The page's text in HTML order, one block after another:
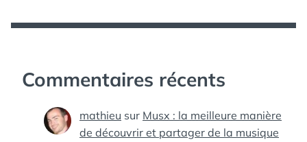
Commentaires récents
mathieu sur Musx : la meilleure manière
de découvrir et partager de la musique